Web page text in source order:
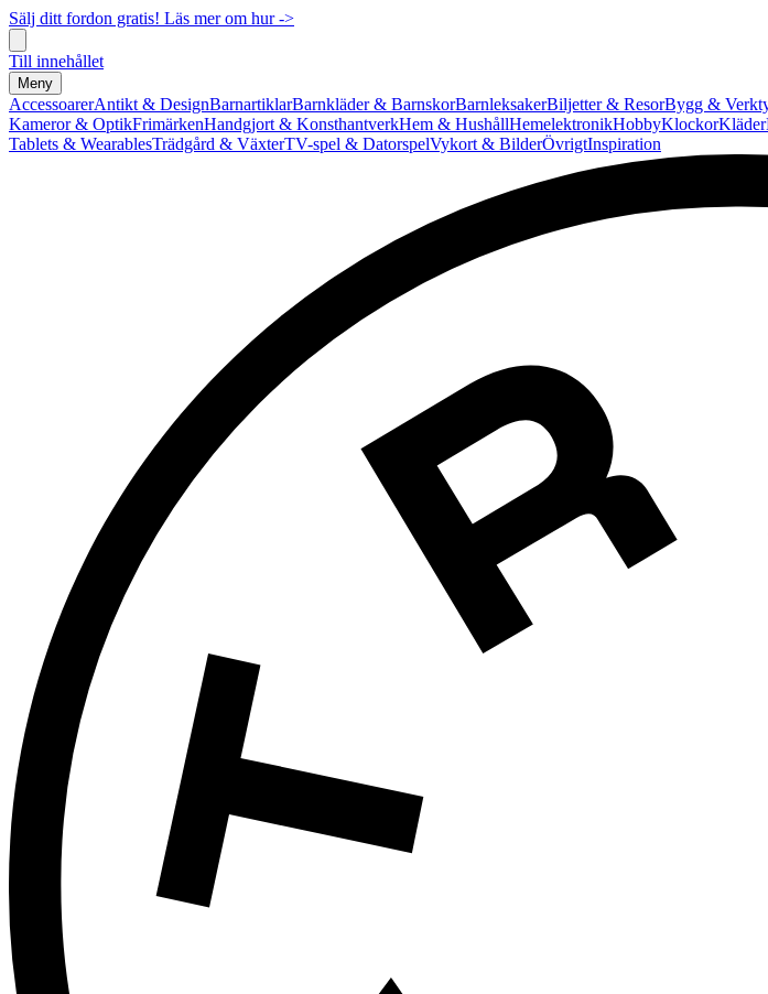
Sälj ditt fordon gratis! Läs mer om hur ->
Till innehållet
Meny
AccessoarerAntikt & DesignBarnartiklarBarnkläder & BarnskorBarnleksakerBiljetter & ResorBygg &
Kameror & OptikFrimärkenHandgjort & KonsthantverkHem & HushållHemelektronikHobbyKlockorKläder
Tablets & WearablesTrädgård & VäxterTV-spel & DatorspelVykort & BilderÖvrigtInspiration